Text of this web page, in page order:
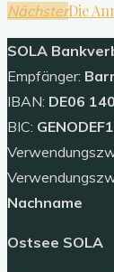
NächsterDie
SOLA
Empfänger:
IBAN: DE06
BIC:
Nachname
Ostsee SOLA